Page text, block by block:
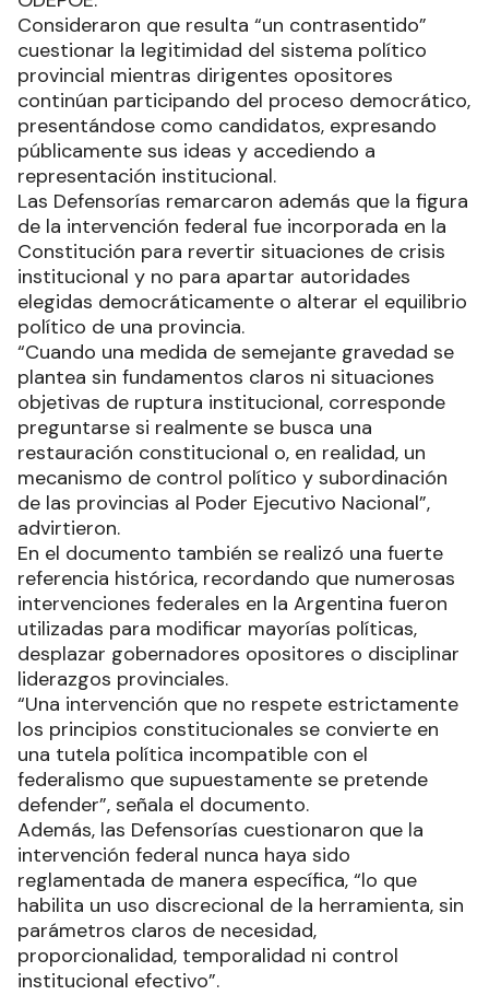
Consideraron que resulta “un contrasentido”
cuestionar la legitimidad del sistema político
provincial mientras dirigentes opositores
continúan participando del proceso democrático,
presentándose como candidatos, expresando
públicamente sus ideas y accediendo a
representación institucional.
Las Defensorías remarcaron además que la figura
de la intervención federal fue incorporada en la
Constitución para revertir situaciones de crisis
institucional y no para apartar autoridades
elegidas democráticamente o alterar el equilibrio
político de una provincia.
“Cuando una medida de semejante gravedad se
plantea sin fundamentos claros ni situaciones
objetivas de ruptura institucional, corresponde
preguntarse si realmente se busca una
restauración constitucional o, en realidad, un
mecanismo de control político y subordinación
de las provincias al Poder Ejecutivo Nacional”,
advirtieron.
En el documento también se realizó una fuerte
referencia histórica, recordando que numerosas
intervenciones federales en la Argentina fueron
utilizadas para modificar mayorías políticas,
desplazar gobernadores opositores o disciplinar
liderazgos provinciales.
“Una intervención que no respete estrictamente
los principios constitucionales se convierte en
una tutela política incompatible con el
federalismo que supuestamente se pretende
defender”, señala el documento.
Además, las Defensorías cuestionaron que la
intervención federal nunca haya sido
reglamentada de manera específica, “lo que
habilita un uso discrecional de la herramienta, sin
parámetros claros de necesidad,
proporcionalidad, temporalidad ni control
institucional efectivo”.